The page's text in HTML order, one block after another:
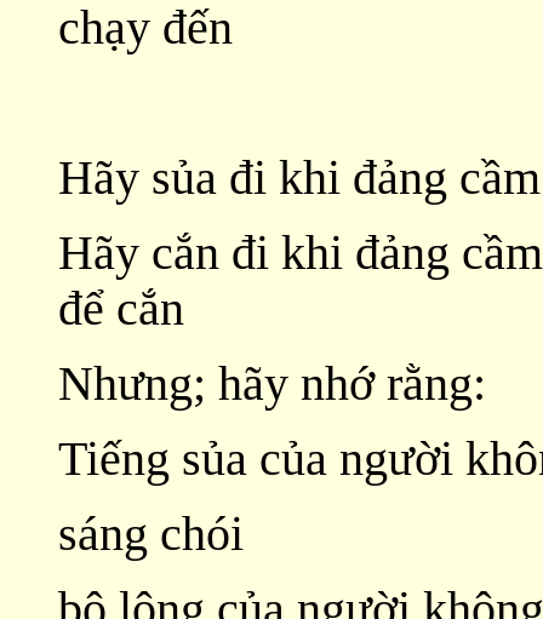
chạy đến
Hãy sủa đi khi đảng
Hãy cắn đi khi đảng
để cắn
Nhưng; hãy nhớ rằng:
Tiếng sủa của người
sáng chói